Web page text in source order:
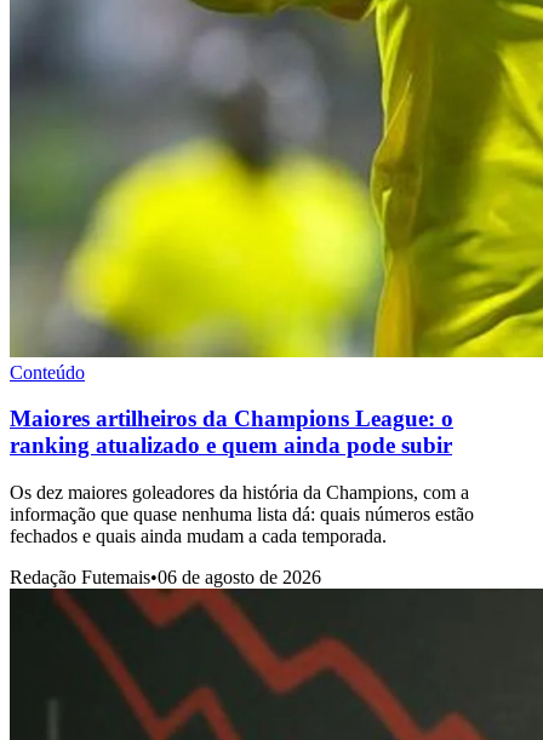
Conteúdo
Maiores artilheiros da Champions League: o
ranking atualizado e quem ainda pode subir
Os dez maiores goleadores da história da Champions, com a
informação que quase nenhuma lista dá: quais números estão
fechados e quais ainda mudam a cada temporada.
Redação Futemais•06 de agosto de 2026